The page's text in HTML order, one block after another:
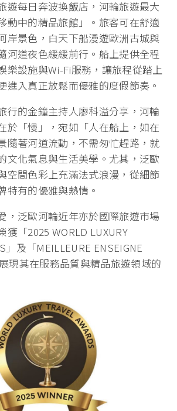
遊每日奔波換飯店，河輪旅遊最大
動中的精品旅館」。旅客可在舒適
岸景色，白天下船漫遊歐洲古城與
河道夜色緩緩前行。船上提供全程
樂設施與Wi-Fi服務，讓旅程從踏上
進入真正放鬆而優雅的度假節奏。
行的金鐘主持人廖科溢分享，河輪
於「慢」，宛如「人在船上，如在
隨著河道流動，不需匆忙趕路，就
文化氣息與生活美學。尤其，泛歐
空間色彩上充滿法式浪漫，從細節
特有的優雅與熱情。
，泛歐河輪近年亦於國際旅遊市場
獲「2025 WORLD LUXURY
」及「MEILLEURE ENSEIGNE
現其在服務品質與精品旅遊領域的